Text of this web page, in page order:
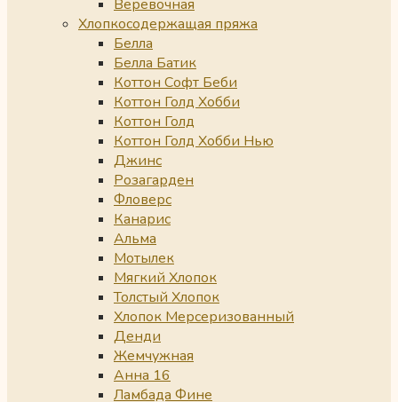
Веревочная
Хлопкосодержащая пряжа
Белла
Белла Батик
Коттон Софт Беби
Коттон Голд Хобби
Коттон Голд
Коттон Голд Хобби Нью
Джинс
Розагарден
Фловерс
Канарис
Альма
Мотылек
Мягкий Хлопок
Толстый Хлопок
Хлопок Мерсеризованный
Денди
Жемчужная
Анна 16
Ламбада Фине